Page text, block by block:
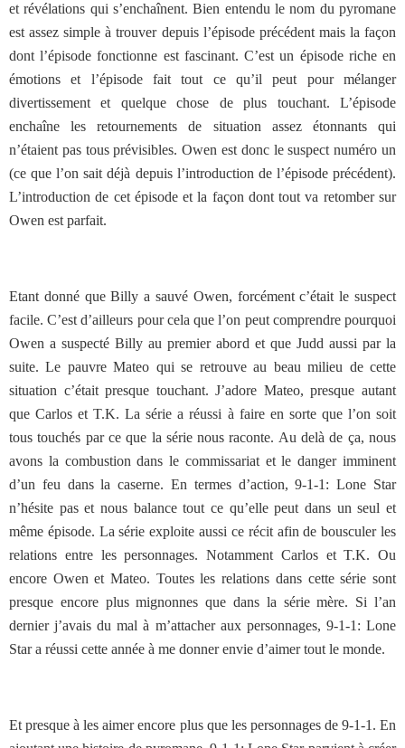
et révélations qui s’enchaînent. Bien entendu le nom du pyromane
est assez simple à trouver depuis l’épisode précédent mais la façon
dont l’épisode fonctionne est fascinant. C’est un épisode riche en
émotions et l’épisode fait tout ce qu’il peut pour mélanger
divertissement et quelque chose de plus touchant. L’épisode
enchaîne les retournements de situation assez étonnants qui
n’étaient pas tous prévisibles. Owen est donc le suspect numéro un
(ce que l’on sait déjà depuis l’introduction de l’épisode précédent).
L’introduction de cet épisode et la façon dont tout va retomber sur
Owen est parfait.
Etant donné que Billy a sauvé Owen, forcément c’était le suspect
facile. C’est d’ailleurs pour cela que l’on peut comprendre pourquoi
Owen a suspecté Billy au premier abord et que Judd aussi par la
suite. Le pauvre Mateo qui se retrouve au beau milieu de cette
situation c’était presque touchant. J’adore Mateo, presque autant
que Carlos et T.K. La série a réussi à faire en sorte que l’on soit
tous touchés par ce que la série nous raconte. Au delà de ça, nous
avons la combustion dans le commissariat et le danger imminent
d’un feu dans la caserne. En termes d’action, 9-1-1: Lone Star
n’hésite pas et nous balance tout ce qu’elle peut dans un seul et
même épisode. La série exploite aussi ce récit afin de bousculer les
relations entre les personnages. Notamment Carlos et T.K. Ou
encore Owen et Mateo. Toutes les relations dans cette série sont
presque encore plus mignonnes que dans la série mère. Si l’an
dernier j’avais du mal à m’attacher aux personnages, 9-1-1: Lone
Star a réussi cette année à me donner envie d’aimer tout le monde.
Et presque à les aimer encore plus que les personnages de 9-1-1. En